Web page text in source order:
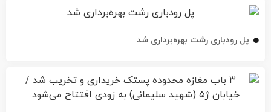
پل رودباری رشت بهره‌برداری شد